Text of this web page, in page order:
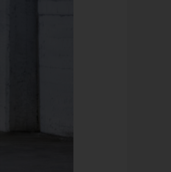
kann. Die erste Service-Gruppe ist